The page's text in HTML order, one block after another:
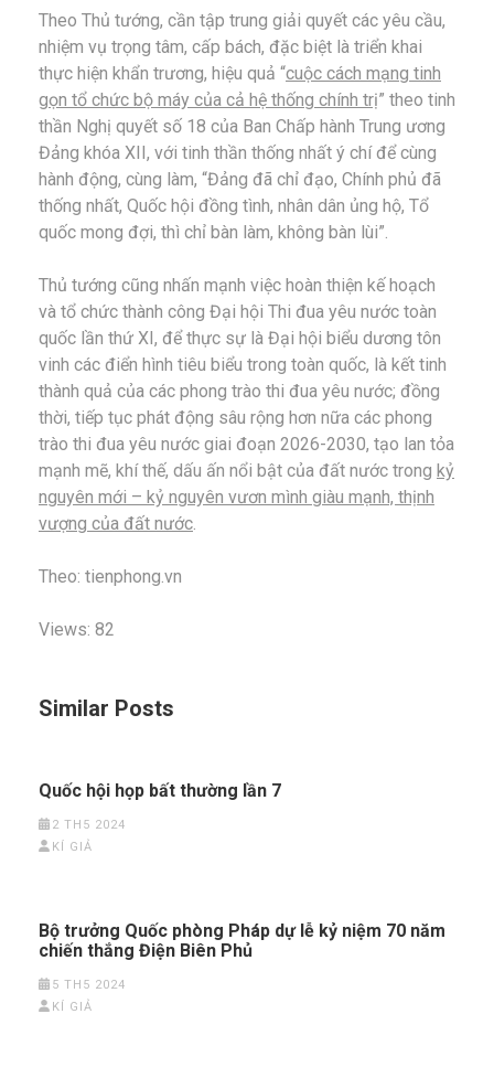
Theo Thủ tướng, cần tập trung giải quyết các yêu cầu,
nhiệm vụ trọng tâm, cấp bách, đặc biệt là triển khai
thực hiện khẩn trương, hiệu quả “cuộc cách mạng tinh
gọn tổ chức bộ máy của cả hệ thống chính trị” theo tinh
thần Nghị quyết số 18 của Ban Chấp hành Trung ương
Đảng khóa XII, với tinh thần thống nhất ý chí để cùng
hành động, cùng làm, “Đảng đã chỉ đạo, Chính phủ đã
thống nhất, Quốc hội đồng tình, nhân dân ủng hộ, Tổ
quốc mong đợi, thì chỉ bàn làm, không bàn lùi”.
Thủ tướng cũng nhấn mạnh việc hoàn thiện kế hoạch
và tổ chức thành công Đại hội Thi đua yêu nước toàn
quốc lần thứ XI, để thực sự là Đại hội biểu dương tôn
vinh các điển hình tiêu biểu trong toàn quốc, là kết tinh
thành quả của các phong trào thi đua yêu nước; đồng
thời, tiếp tục phát động sâu rộng hơn nữa các phong
trào thi đua yêu nước giai đoạn 2026-2030, tạo lan tỏa
mạnh mẽ, khí thế, dấu ấn nổi bật của đất nước trong kỷ
nguyên mới – kỷ nguyên vươn mình giàu mạnh, thịnh
vượng của đất nước
Theo: tienphong.vn
Views: 82
Similar Posts
Quốc hội họp bất thường lần 7
2 TH5 2024
KÍ GIẢ
Bộ trưởng Quốc phòng Pháp dự lễ kỷ niệm 70 năm
chiến thắng Điện Biên Phủ
5 TH5 2024
KÍ GIẢ